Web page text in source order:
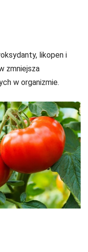
likopen i
zmniejsza
w organizmie.